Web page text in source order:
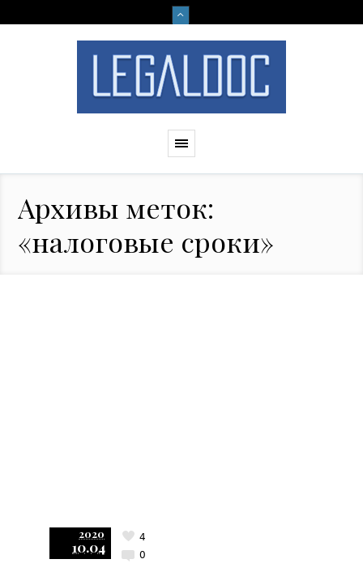
Архивы меток:
«налоговые сроки»
2020
10.04 0
4